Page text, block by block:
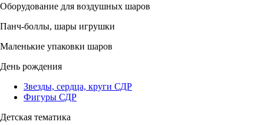
Оборудование для воздушных шаров
Панч-боллы, шары игрушки
Маленькие упаковки шаров
День рождения
Звезды, сердца, круги СДР
Фигуры СДР
Детская тематика